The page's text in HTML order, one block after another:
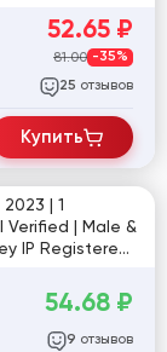
52.65 ₽
81.00 -35%
25 отзывов
Купить
| 1
Verified | Male &
IP Registered |
54.68 ₽
9 отзывов